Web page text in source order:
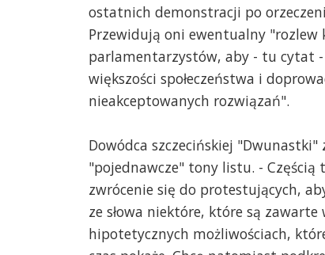
ostatnich demonstracji po
Przewidują oni ewentualny "rozlew
parlamentarzystów, aby - tu cytat
większości społeczeństwa i
nieakceptowanych rozwiązań".
Dowódca szczecińskiej "Dwunastki"
"pojednawcze" tony listu. - Częścią
zwrócenie się do protestujących,
ze słowa niektóre, które są
hipotetycznych możliwościach,